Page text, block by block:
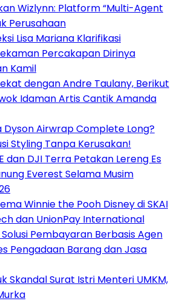
Wizlynn: Platform “Multi-Agent
Perusahaan
Lisa Mariana Klarifikasi
Percakapan Dirinya
Kamil
dengan Andre Taulany, Berikut
Idaman Artis Cantik Amanda
Dyson Airwrap Complete Long?
Styling Tanpa Kerusakan!
dan DJI Terra Petakan Lereng Es
Everest Selama Musim
Winnie the Pooh Disney di SKAI
dan UnionPay International
Pembayaran Berbasis Agen
Pengadaan Barang dan Jasa
Skandal Surat Istri Menteri UMKM,